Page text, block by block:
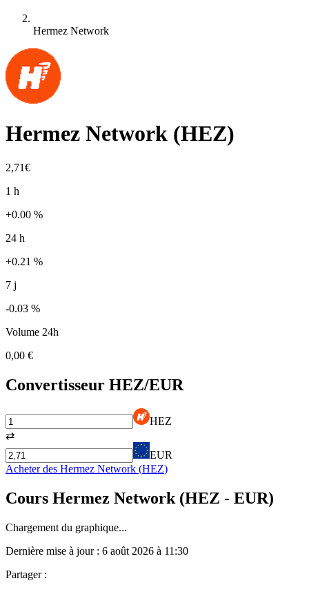
Hermez Network
Hermez Network (HEZ)
2,71€
1 h
+0.00 %
24 h
+0.21 %
7 j
-0.03 %
Volume 24h
0,00 €
Convertisseur HEZ/EUR
HEZ
⇄
EUR
Acheter des Hermez Network (HEZ)
Cours Hermez Network (HEZ - EUR)
Chargement du graphique...
Dernière mise à jour : 6 août 2026 à 11:30
Partager :